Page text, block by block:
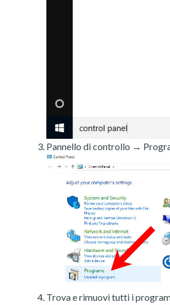
Pannello di controllo →
Trova e rimuovi tutti i